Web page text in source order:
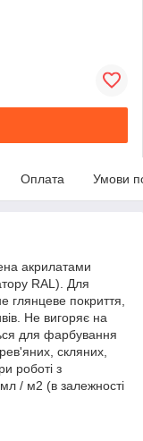
Оплата Умови
акрилатами
RAL). Для
глянцеве покриття,
Не вигоряє на
для фарбування
скляних,
роботі з
/ м2 (в залежності